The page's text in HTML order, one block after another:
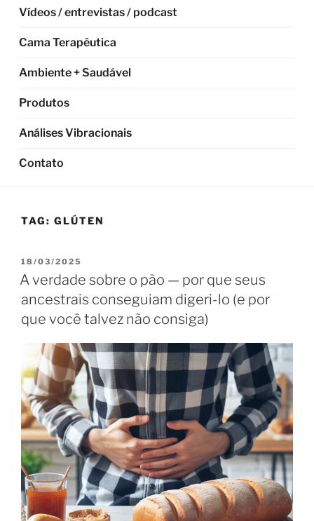
Vídeos / entrevistas / podcast
Cama Terapêutica
Ambiente + Saudável
Produtos
Análises Vibracionais
Contato
TAG: GLÚTEN
PUBLICADO
EM
18/03/2025
A verdade sobre o pão — por que seus
ancestrais conseguiam digeri-lo (e por
que você talvez não consiga)